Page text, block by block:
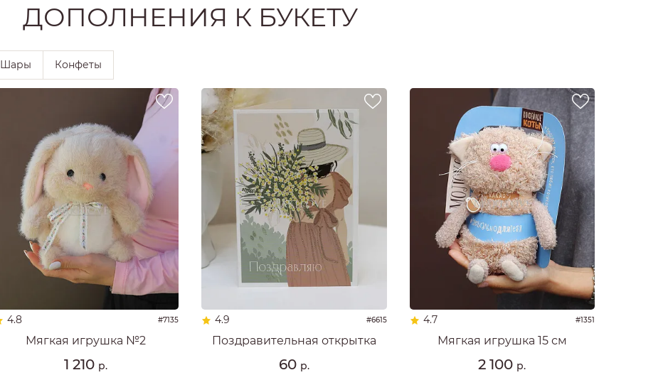
ДОПОЛНЕНИЯ К БУКЕТУ
Шары Конфеты
4.8 #7135
Мягкая игрушка №2
1 210 р.
4.9 #6615
Поздравительная открытка
60 р.
4.7 #1351
Мягкая игрушка 15 см
2 100 р.